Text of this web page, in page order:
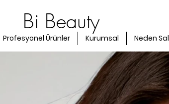
Bi Beauty
Profesyonel Ürünler Kurumsal Neden